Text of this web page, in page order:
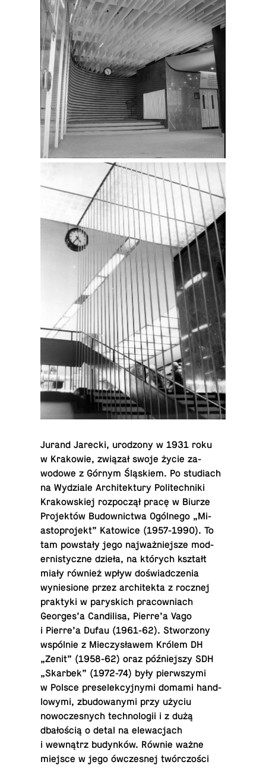
Jurand Jarecki, urod­zony w 1931 roku
w Krakowie, związał swoje życie za­
wodowe z Górnym Śląskiem. Po stu­di­ach
na Wydziale Ar­chitek­tury Po­litech­niki
Krakowskiej rozpoczął pracę w Biurze
Projektów Bu­down­ictwa Ogólnego „Mi­
asto­pro­jekt” Ka­tow­ice (1957-1990). To
tam powstały jego najważniejsze mod­
ernisty­czne dzieła, na których kształt
miały również wpływ doświad­czenia
wynie­sione przez ar­chitekta z rocznej
prak­tyki w parys­kich pra­cow­n­i­ach
Georges’a Can­dil­isa, Pierre’a Vago
i Pierre’a Dufau (1961-62). Stwor­zony
wspólnie z Mieczysławem Królem DH
„Zenit” (1958-62) oraz późniejszy SDH
„Skarbek” (1972-74) były pier­wszymi
w Polsce pre­se­lek­cyjnymi domami hand­
lowymi, zbu­dowanymi przy użyciu
nowoczes­nych tech­nologii i z dużą
dbałością o detal na elewac­jach
i wewnątrz budynków. Równie ważne
miejsce w jego ówczes­nej twórczości